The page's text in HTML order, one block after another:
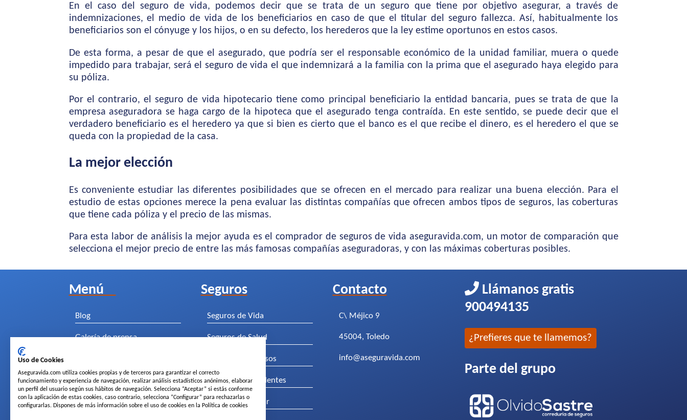
En el caso del seguro de vida, podemos decir que se trata de un seguro que tiene por objetivo asegurar, a través de
indemnizaciones, el medio de vida de los beneficiarios en caso de que el titular del seguro fallezca. Así, habitualmente los
beneficiarios son el cónyuge y los hijos, o en su defecto, los herederos que la ley estime oportunos en estos casos.
De esta forma, a pesar de que el asegurado, que podría ser el responsable económico de la unidad familiar, muera o quede
impedido para trabajar, será el seguro de vida el que indemnizará a la familia con la prima que el asegurado haya elegido para
su póliza.
Por el contrario, el seguro de vida hipotecario tiene como principal beneficiario la entidad bancaria, pues se trata de que la
empresa aseguradora se haga cargo de la hipoteca que el asegurado tenga contraída. En este sentido, se puede decir que el
verdadero beneficiario es el heredero ya que si bien es cierto que el banco es el que recibe el dinero, es el heredero el que se
queda con la propiedad de la casa.
La mejor elección
Es conveniente estudiar las diferentes posibilidades que se ofrecen en el mercado para realizar una buena elección. Para el
estudio de estas opciones merece la pena evaluar las distintas compañías que ofrecen ambos tipos de seguros, las coberturas
que tiene cada póliza y el precio de las mismas.
Para esta labor de análisis la mejor ayuda es el comprador de seguros de vida aseguravida.com, un motor de comparación que
selecciona el mejor precio de entre las más famosas compañías aseguradoras, y con las máximas coberturas posibles.
Menú
Blog
Galería de prensa
Seguros
Seguros de Vida
Seguros de Salud
Seguros de Decesos
Seguros de Accidentes
Seguros de Hogar
Contacto
C\ Méjico 9
45004, Toledo
info@aseguravida.com
Llámanos gratis
900494135
¿Prefieres que te llamemos?
Parte del grupo
Uso de Cookies
Aseguravida.com utiliza cookies propias y de terceros para garantizar el correcto
funcionamiento y experiencia de navegación, realizar análisis estadísticos anónimos, elaborar
un perfil del usuario según sus hábitos de navegación. Selecciona “Aceptar” si estás conforme
con la aplicación de estas cookies, caso contrario, selecciona “Configurar” para rechazarlas o
configurarlas. Dispones de más información sobre el uso de cookies en la Política de cookies